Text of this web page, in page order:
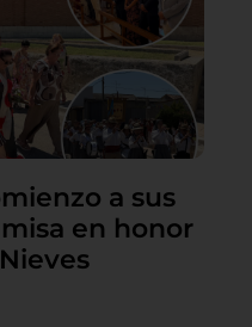
a sus
en honor